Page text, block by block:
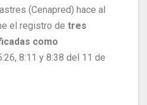
(Cenapred) hace al
el registro de tres
como
8:11 y 8:38 del 11 de